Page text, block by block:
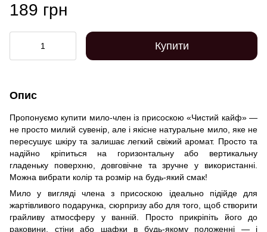
189 грн
Купити
Опис
Пропонуємо купити мило-член із присоскою «Чистий кайф» —
не просто милий сувенір, але і якісне натуральне мило, яке не
пересушує шкіру та залишає легкий свіжий аромат. Просто та
надійно кріпиться на горизонтальну або вертикальну
гладеньку поверхню, довговічне та зручне у використанні.
Можна вибрати колір та розмір на будь-який смак!
Мило у вигляді члена з присоскою ідеально підійде для
жартівливого подарунка, сюрпризу або для того, щоб створити
грайливу атмосферу у ванній. Просто прикріпіть його до
раковини, стіни або шафки в будь-якому положенні — і